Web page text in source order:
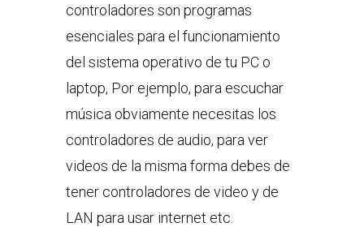
controladores son programas
esenciales para el funcionamiento
del sistema operativo de tu PC o
laptop, Por ejemplo, para escuchar
música obviamente necesitas los
controladores de audio, para ver
videos de la misma forma debes de
tener controladores de video y de
LAN para usar internet etc.